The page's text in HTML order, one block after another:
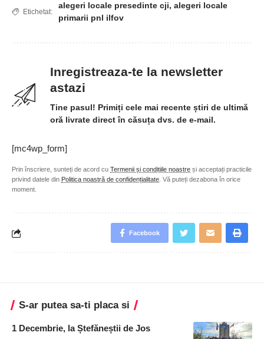
Etichetat:
alegeri locale presedinte cji, alegeri locale
primarii pnl ilfov
Inregistreaza-te la newsletter
astazi
Tine pasul! Primiți cele mai recente știri de ultimă
oră livrate direct în căsuța dvs. de e-mail.
[mc4wp_form]
Prin înscriere, sunteți de acord cu Termenii și condițiile noastre și acceptați practicile
privind datele din Politica noastră de confidențialitate . Vă puteți dezabona în orice
moment.
Facebook
S-ar putea sa-ti placa si
1 Decembrie, la Ștefăneștii de Jos